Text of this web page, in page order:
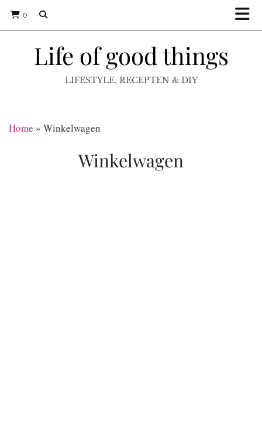
0
Life of good things
LIFESTYLE, RECEPTEN & DIY
Home » Winkelwagen
Winkelwagen